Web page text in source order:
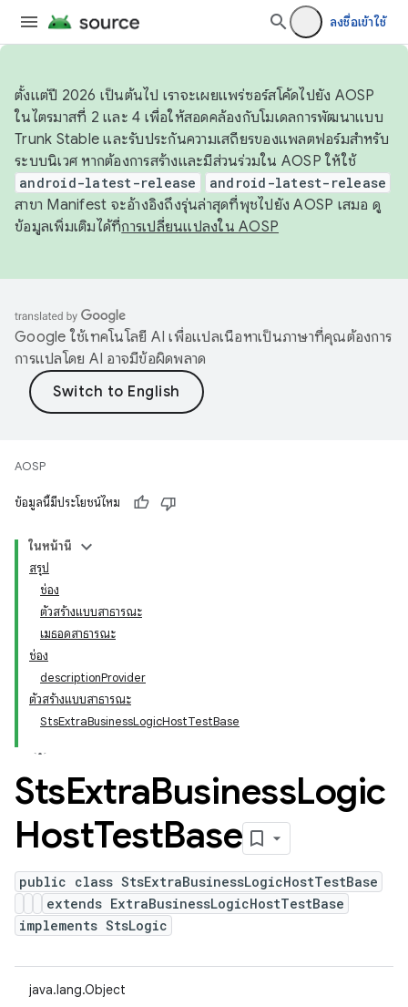
ลงชื่อเข้าใช้
ตั้งแต่ปี 2026 เป็นต้นไป เราจะเผยแพร่ซอร์สโค้ดไปยัง AOSP
ในไตรมาสที่ 2 และ 4 เพื่อให้สอดคล้องกับโมเดลการพัฒนาแบบ
Trunk Stable และรับประกันความเสถียรของแพลตฟอร์มสำหรับ
ระบบนิเวศ หากต้องการสร้างและมีส่วนร่วมใน AOSP ให้ใช้
android-latest-release android-latest-release
สาขา Manifest จะอ้างอิงถึงรุ่นล่าสุดที่พุชไปยัง AOSP เสมอ ดู
ข้อมูลเพิ่มเติมได้ที่การเปลี่ยนแปลงใน AOSP
Google ใช้เทคโนโลยี AI เพื่อแปลเนื้อหาเป็นภาษาที่คุณต้องการ
การแปลโดย AI อาจมีข้อผิดพลาด
AOSP
ข้อมูลนี้มีประโยชน์ไหม
ในหน้านี้
สรุป
ช่อง
ตัวสร้างแบบสาธารณะ
เมธอดสาธารณะ
ช่อง
descriptionProvider
ตัวสร้างแบบสาธารณะ
StsExtraBusinessLogicHostTestBase
StsExtraBusinessLogic
HostTestBase
public class StsExtraBusinessLogicHostTestBase
extends ExtraBusinessLogicHostTestBase
implements StsLogic
java.lang.Object